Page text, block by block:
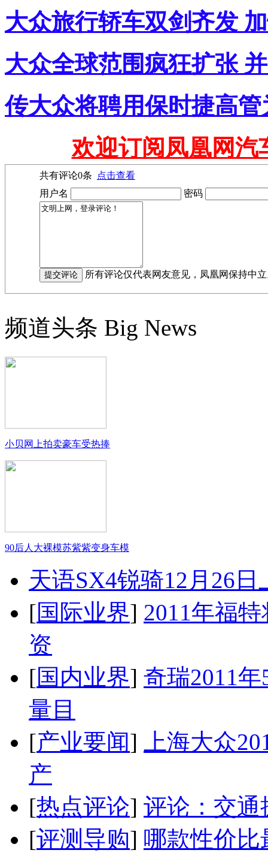
大众旅行轿车双剑齐发
大众全球范围疯狂扩张
传大众将聘用保时捷高
欢迎订阅凤凰网汽
共有评论0条
点击查看
用户名
密码
所有评论仅代表网友意见，凤凰网保持中
频道头条 Big News
小贝网上拍卖豪车受热捧
90后人大裸模苏紫紫变身车模
天语SX4锐骑12月26
[国际业界] 2011年福
资
[国内业界] 奇瑞2011
量目
[产业要闻]
上海大众
产
[热点评论] 评论：交通
[评测导购] 哪款性价比